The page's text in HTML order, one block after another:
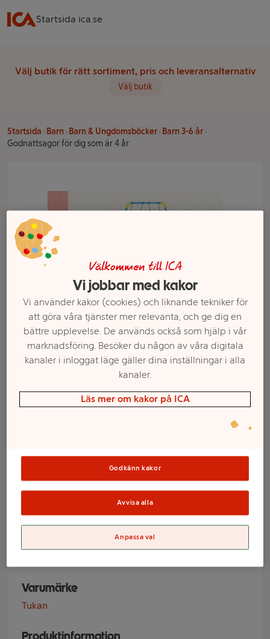
Startsida ica.se
Välj butik för rätt sortiment, pris och leveransalternativ
Välj butik
Startsida Barn Barn & Ungdomsböcker
Barn 3-6 år
Godnattsagor för dig som är 4 år
Godnattsagor för
dig som är 4 år
Varumärke
Tukan
Produktinformation
Sortimentet kan variera mellan butikerna
Välkommen till ICA
Vi jobbar med kakor
Vi använder kakor (cookies) och liknande tekniker för
att göra våra tjänster mer relevanta, och ge dig en
bättre upplevelse. De används också som hjälp i vår
marknadsföring. Besöker du någon av våra digitala
kanaler i inloggat läge gäller dina inställningar i alla
kanaler.
Läs mer om kakor på ICA
Godkänn kakor
Avvisa alla
Anpassa val